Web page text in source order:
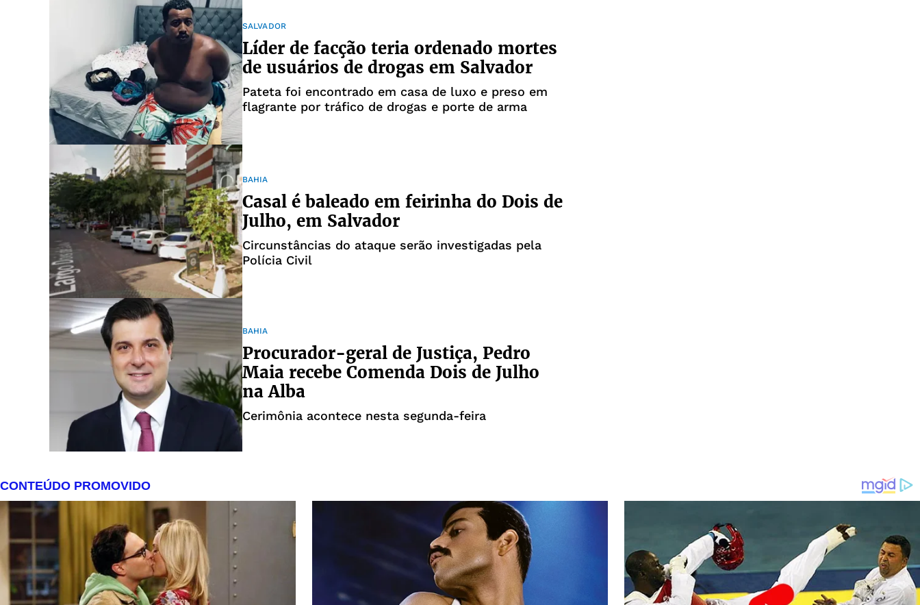
SALVADOR
Líder de facção teria ordenado mortes
de usuários de drogas em Salvador
Pateta foi encontrado em casa de luxo e preso em
flagrante por tráfico de drogas e porte de arma
BAHIA
Casal é baleado em feirinha do Dois de
Julho, em Salvador
Circunstâncias do ataque serão investigadas pela
Polícia Civil
BAHIA
Procurador-geral de Justiça, Pedro
Maia recebe Comenda Dois de Julho
na Alba
Cerimônia acontece nesta segunda-feira